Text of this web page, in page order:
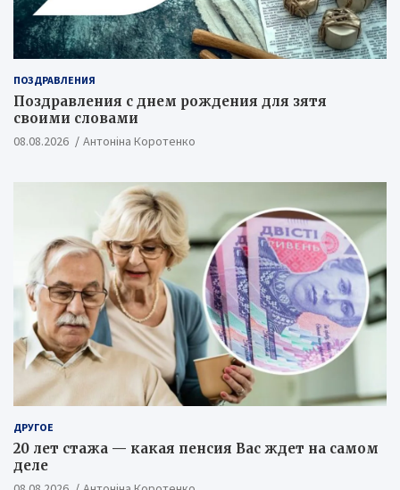
ПОЗДРАВЛЕНИЯ
Поздравления с днем рождения для зятя
своими словами
08.08.2026 Антоніна Коротенко
ДРУГОЕ
20 лет стажа — какая пенсия Вас ждет на самом
деле